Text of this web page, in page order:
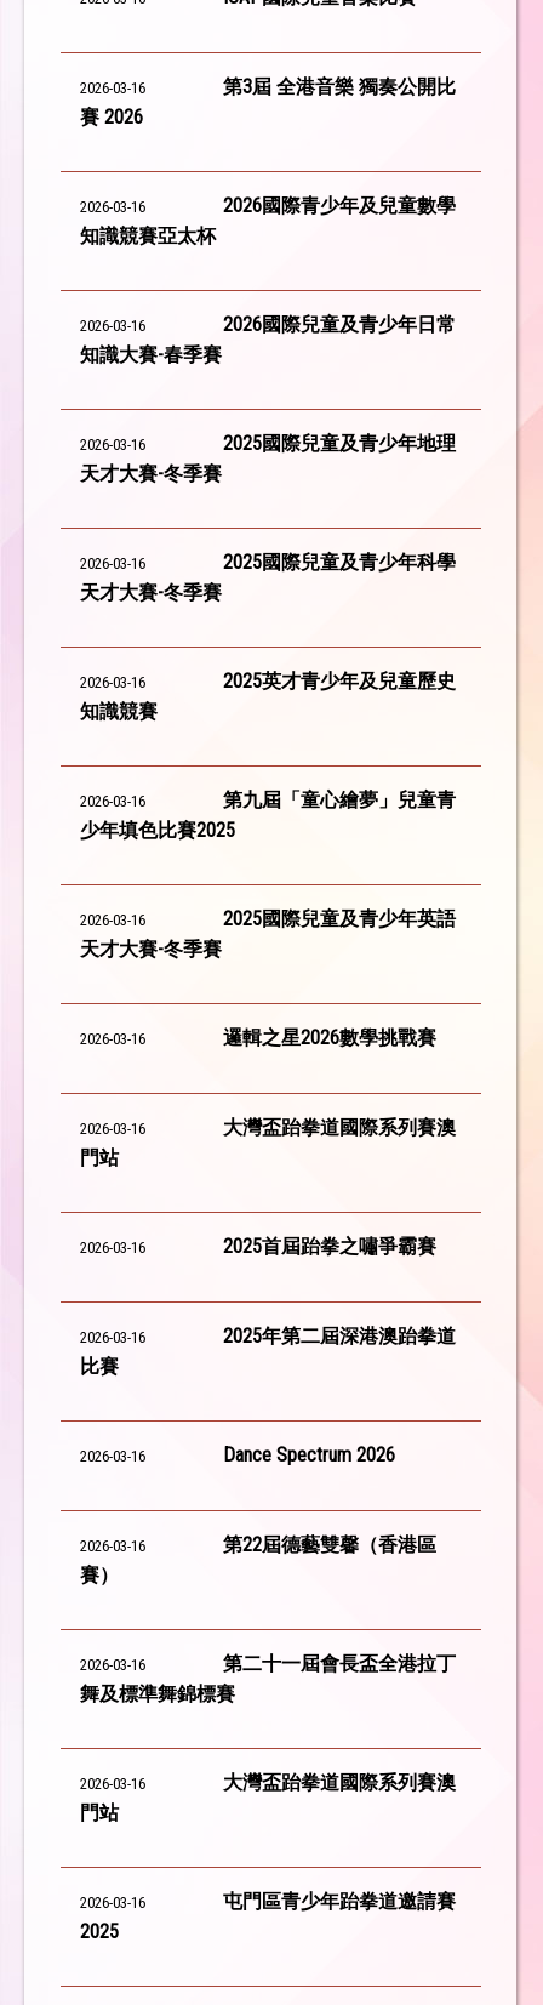
2026-03-16
第3屆 全港音樂 獨奏公開比
賽 2026
2026-03-16
2026國際青少年及兒童數學
知識競賽亞太杯
2026-03-16
2026國際兒童及青少年日常
知識大賽-春季賽
2026-03-16
2025國際兒童及青少年地理
天才大賽-冬季賽
2026-03-16
2025國際兒童及青少年科學
天才大賽-冬季賽
2026-03-16
2025英才青少年及兒童歷史
知識競賽
2026-03-16
第九屆「童心繪夢」兒童青
少年填色比賽2025
2026-03-16
2025國際兒童及青少年英語
天才大賽-冬季賽
2026-03-16 邏輯之星2026數學挑戰賽
2026-03-16
大灣盃跆拳道國際系列賽澳
門站
2026-03-16 2025首屆跆拳之嘯爭霸賽
2026-03-16
2025年第二屆深港澳跆拳道
比賽
2026-03-16 Dance Spectrum 2026
2026-03-16
第22屆德藝雙馨（香港區
賽）
2026-03-16
第二十一屆會長盃全港拉丁
舞及標準舞錦標賽
2026-03-16
大灣盃跆拳道國際系列賽澳
門站
2026-03-16
屯門區青少年跆拳道邀請賽
2025